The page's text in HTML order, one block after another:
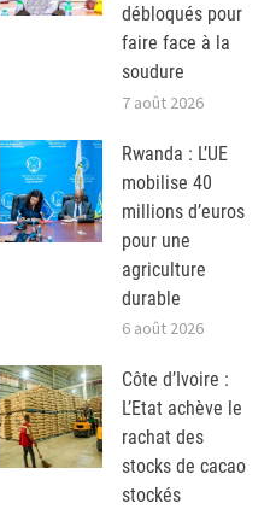
débloqués pour
faire face à la
soudure
7 août 2026
Rwanda : L’UE
mobilise 40
millions d’euros
pour une
agriculture
durable
6 août 2026
Côte d’Ivoire :
L’Etat achève le
rachat des
stocks de cacao
stockés